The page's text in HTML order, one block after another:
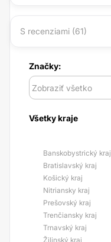
S recenziami (61)
Značky:
Všetky kraje
Banskobystrický kraj
Bratislavský kraj
Košický kraj
Nitriansky kraj
Prešovský kraj
Trenčiansky kraj
Trnavský kraj
Žilinský kraj